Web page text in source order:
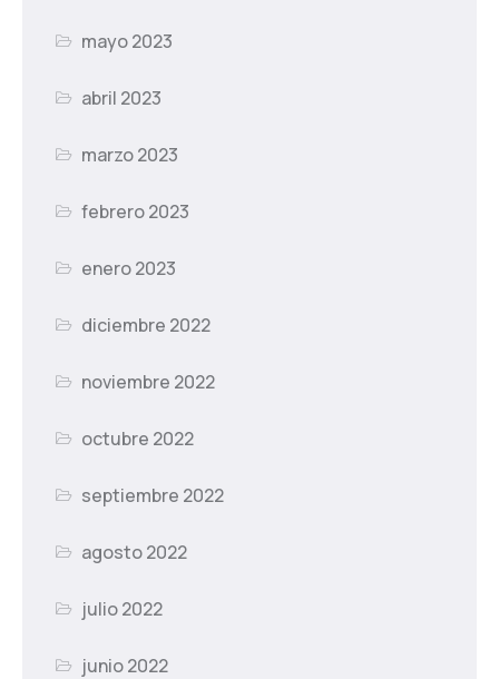
mayo 2023
abril 2023
marzo 2023
febrero 2023
enero 2023
diciembre 2022
noviembre 2022
octubre 2022
septiembre 2022
agosto 2022
julio 2022
junio 2022